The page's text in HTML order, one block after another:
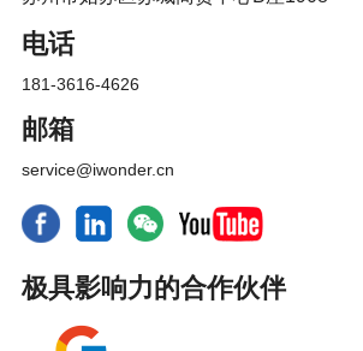
电话
181-3616-4626
邮箱
service@iwonder.cn
极具影响力的合作伙伴